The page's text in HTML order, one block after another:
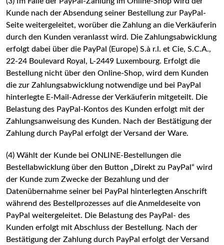
Kunde nach der Absendung seiner Bestellung zur PayPal-
Seite weitergeleitet, worüber die Zahlung an die Verkäuferin
durch den Kunden veranlasst wird. Die Zahlungsabwicklung
erfolgt dabei über die PayPal (Europe) S.à r.l. et Cie, S.C.A.,
22-24 Boulevard Royal, L-2449 Luxembourg. Erfolgt die
Bestellung nicht über den Online-Shop, wird dem Kunden
die zur Zahlungsabwicklung notwendige und bei PayPal
hinterlegte E-Mail-Adresse der Verkäuferin mitgeteilt. Die
Belastung des PayPal-Kontos des Kunden erfolgt mit der
Zahlungsanweisung des Kunden. Nach der Bestätigung der
Zahlung durch PayPal erfolgt der Versand der Ware.
(4) Wählt der Kunde bei ONLINE-Bestellungen die
Bestellabwicklung über den Button „Direkt zu PayPal“ wird
der Kunde zum Zwecke der Bezahlung und der
Datenübernahme seiner bei PayPal hinterlegten Anschrift
während des Bestellprozesses auf die Anmeldeseite von
PayPal weitergeleitet. Die Belastung des PayPal- des
Kunden erfolgt mit Abschluss der Bestellung. Nach der
Bestätigung der Zahlung durch PayPal erfolgt der Versand